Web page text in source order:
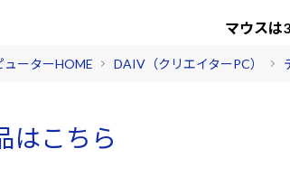
マウスは
ューターHOME DAIV（クリエイターPC）
はこちら